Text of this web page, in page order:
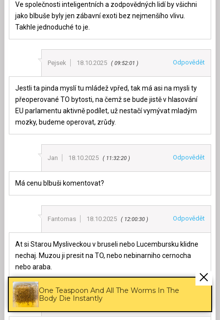
Ve společnosti inteligentních a zodpovědných lidí by všichni
jako blbuše byly jen zábavní exoti bez nejmenšího vlivu.
Takhle jednoduché to je.
Pejsek 18.10.2025 09:52:01 Odpovědět
Jestli ta pinda myslí tu mládež vpřed, tak má asi na mysli ty
přeoperované TO bytosti, na čemž se bude jistě v hlasování
EU parlamentu aktivně podílet, už nestačí vymývat mladým
mozky, budeme operovat, zrůdy.
Jan 18.10.2025 11:32:20 Odpovědět
Má cenu blbuši komentovat?
Fantomas 18.10.2025 12:00:30 Odpovědět
At si Starou Mysliveckou v bruseli nebo Lucembursku klidne
nechaj. Muzou ji presit na TO, nebo nebinarniho cernocha
nebo araba.
karel 18.10.2025
One Teaspoon And All The Worms In The
Body Die Instantly